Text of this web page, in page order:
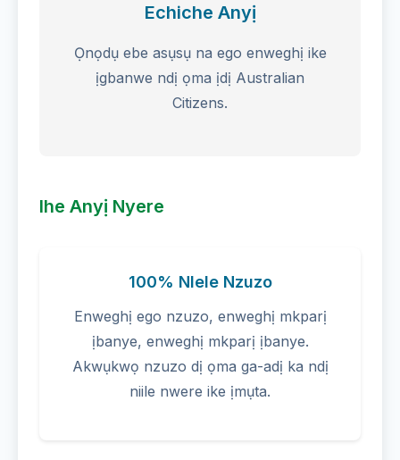
Echiche Anyị
Ọnọdụ ebe asụsụ na ego enweghị ike
ịgbanwe ndị ọma ịdị Australian
Citizens.
Ihe Anyị Nyere
100% Nlele Nzuzo
Enweghị ego nzuzo, enweghị mkparị
ịbanye, enweghị mkparị ịbanye.
Akwụkwọ nzuzo dị ọma ga-adị ka ndị
niile nwere ike ịmụta.